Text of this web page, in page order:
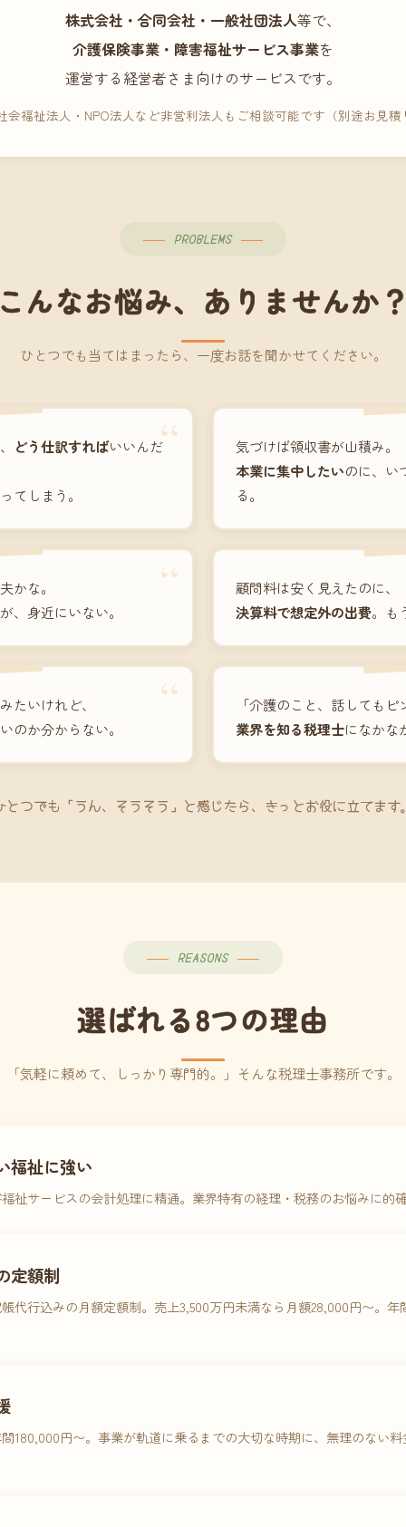
株式会社・合同会社・一般社団法人等で、
介護保険事業・障害福祉サービス事業を
運営する経営者さま向けのサービスです。
福祉法人・NPO法人など非営利法人もご相談可能です（別途お見積
PROBLEMS
んなお悩み、ありませんか？
ひとつでも当てはまったら、一度お話を聞かせてください。
“
どう仕訳すればいいんだ
てしまう。
気づけば領収書が山積み。
本業に集中したいのに、い
る。
“
かな。
、身近にいない。
顧問料は安く見えたのに、
決算料で想定外の出費。も
“
たいけれど、
のか分からない。
「介護のこと、話してもピ
業界を知る税理士になかな
とつでも「うん、そうそう」と感じたら、きっとお役に立てます。
REASONS
選ばれる8つの理由
「気軽に頼めて、しっかり専門的。」そんな税理士事務所です。
福祉に強い
祉サービスの会計処理に精通。業界特有の経理・税務のお悩みに的
定額制
代行込みの月額定額制。売上3,500万円未満なら月額28,000円〜。年
180,000円〜。事業が軌道に乗るまでの大切な時期に、無理のない料